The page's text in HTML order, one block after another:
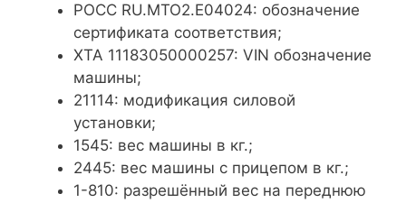
POCC RU.MTO2.E04024: обозначение
сертификата соответствия;
ХТА 11183050000257: VIN обозначение
машины;
21114: модификация силовой
установки;
1545: вес машины в кг.;
2445: вес машины с прицепом в кг.;
1-810: разрешённый вес на переднюю